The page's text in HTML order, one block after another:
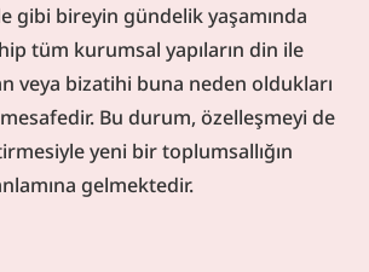
gibi bireyin gündelik yaşamında
tüm kurumsal yapıların din ile
veya bizatihi buna neden oldukları
mesafedir. Bu durum, özelleşmeyi de
yeni bir toplumsallığın
gelmektedir.